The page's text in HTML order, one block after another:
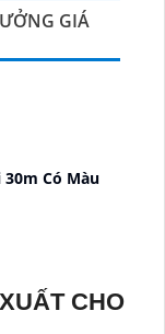
GIÁ
Có Màu
CHO